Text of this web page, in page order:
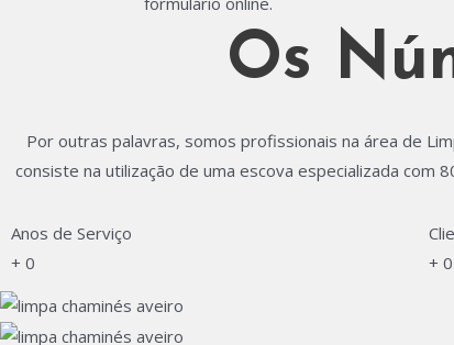
Os
Por outras palavras, somos profissionais na área de
consiste na utilização de uma escova especializada
Anos de Serviço
+ 0
+ 0